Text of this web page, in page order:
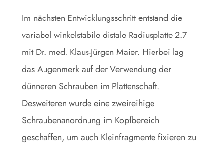
Im nächsten Entwicklungsschritt entstand die
variabel winkelstabile distale Radiusplatte 2.7
mit Dr. med. Klaus-Jürgen Maier. Hierbei lag
das Augenmerk auf der Verwendung der
dünneren Schrauben im Plattenschaft.
Desweiteren wurde eine zweireihige
Schraubenanordnung im Kopfbereich
geschaffen, um auch Kleinfragmente fixieren zu